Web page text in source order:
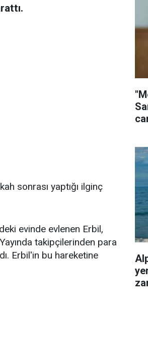
sonrası yaptığı ilginç
evinde evlenen Erbil,
takipçilerinden para
Erbil'in bu hareketine